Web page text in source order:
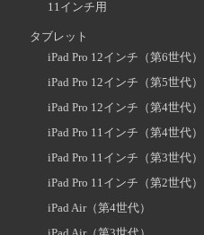
11インチ用
タブレット
iPad Pro 12インチ（第6世代）
iPad Pro 12インチ（第5世代）
iPad Pro 12インチ（第4世代）
iPad Pro 11インチ（第4世代）
iPad Pro 11インチ（第3世代）
iPad Pro 11インチ（第2世代）
iPad Air（第4世代）